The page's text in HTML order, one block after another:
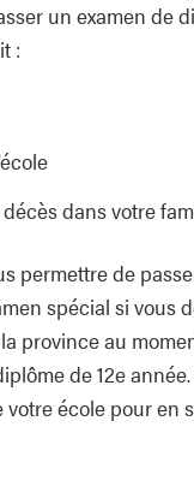
un examen de
:
dans votre
permettre de
spécial si vous
province au
de 12e
école pour en